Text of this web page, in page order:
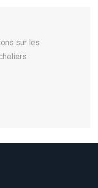
sur les